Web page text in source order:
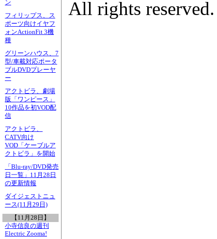
ン
フィリップス、ス
ポーツ向けイヤフ
ォンActionFit 3機
種
グリーンハウス、7
型/車載対応ポータ
ブルDVDプレーヤ
ー
アクトビラ、劇場
版「ワンピース」
10作品を初VOD配
信
アクトビラ、
CATV向け
VOD「ケーブルア
クトビラ」を開始
「Blu-ray/DVD発売
日一覧」11月28日
の更新情報
ダイジェストニュ
ース(11月29日)
【11月28日】
小寺信良の週刊
Electric Zooma!
All rights reserved.